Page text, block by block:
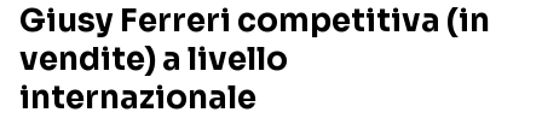
RECENSIONI MUSICALI
INTERVISTE
GOSSIP E CURIOSITÀ
TESTI CANZONI
Giusy Ferreri competitiva (in
vendite) a livello
internazionale